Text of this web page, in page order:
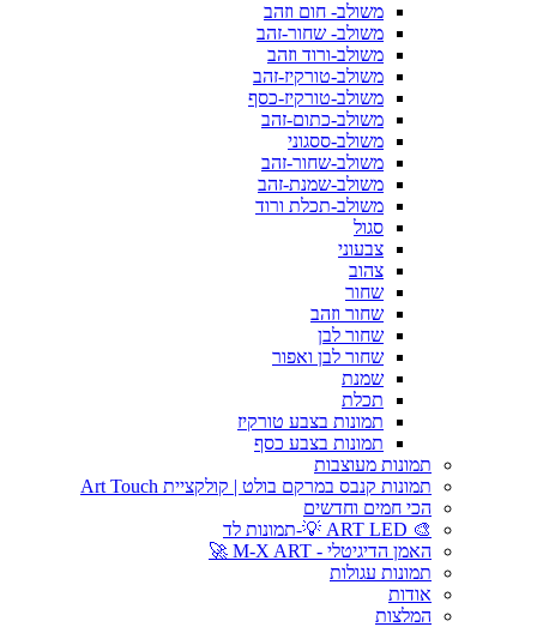
משולב- חום וזהב
משולב- שחור-זהב
משולב-ורוד וזהב
משולב-טורקיז-זהב
משולב-טורקיז-כסף
משולב-כתום-זהב
משולב-ססגוני
משולב-שחור-זהב
משולב-שמנת-זהב
משולב-תכלת ורוד
סגול
צבעוני
צהוב
שחור
שחור וזהב
שחור לבן
שחור לבן ואפור
שמנת
תכלת
תמונות בצבע טורקיז
תמונות בצבע כסף
תמונות מעוצבות
תמונות קנבס במרקם בולט | קולקציית Art Touch
הכי חמים וחדשים
🎨 ART LED 💡-תמונות לד
האמן הדיגיטלי - M-X ART 🚀
תמונות עגולות
אודות
המלצות